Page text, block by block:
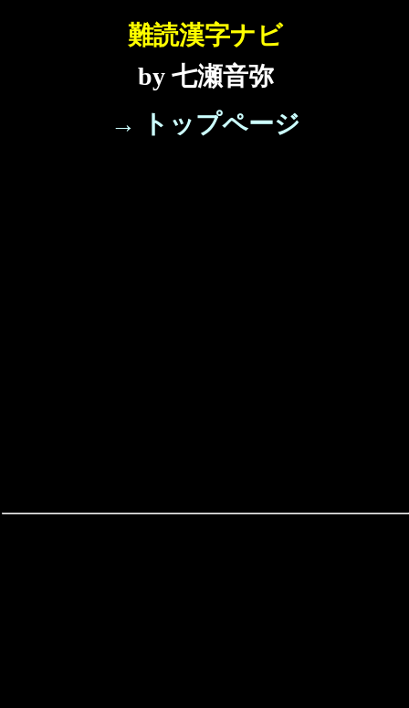
難読漢字ナビ
by 七瀬音弥
→ トップページ